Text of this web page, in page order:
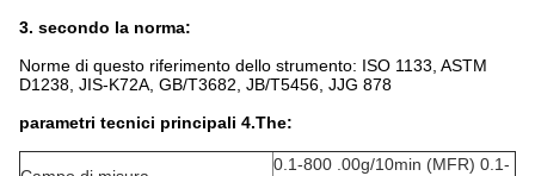
3. secondo la norma:
Norme di questo riferimento dello strumento: ISO 1133, ASTM
D1238, JIS-K72A, GB/T3682, JB/T5456, JJG 878
parametri tecnici principali 4.The:
0.1-800 .00g/10min (MFR) 0.1-